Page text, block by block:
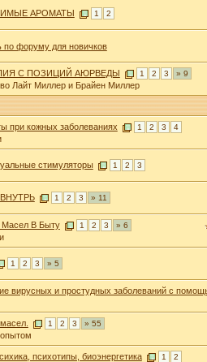
АРОМАТЫ 1 2
по форуму для новичков
С ПОЗИЦИЙ АЮРВЕДЫ 1 2 3 » 9
Лайт Миллер и Брайен Миллер
при кожных заболеваниях 1 2 3 4
стимуляторы 1 2 3
1 2 3 » 11
В Быту 1 2 3 » 6
1 2 3 » 5
вирусных и простудных заболеваний с
1 2 3 » 55
психотипы, биоэнергетика 1 2